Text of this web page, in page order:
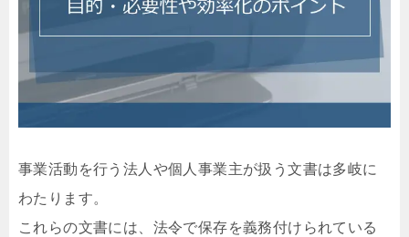
事業活動を行う法人や個人事業主が扱う文書は多岐に
わたります。
これらの文書には、法令で保存を義務付けられている